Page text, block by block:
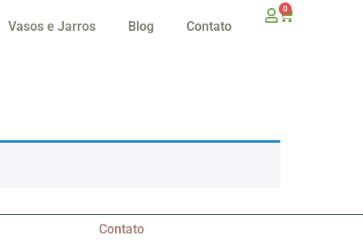
Vasos e Jarros Blog Contato
0
Contato